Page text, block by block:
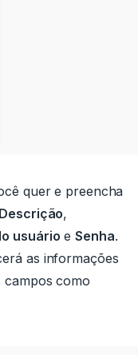
quer e preencha
Descrição,
usuário eSenha.
as informações
como